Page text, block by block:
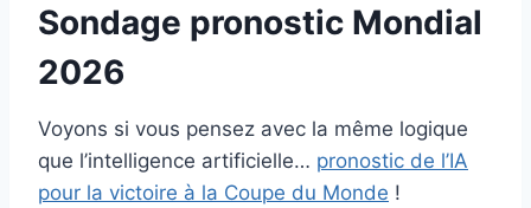
Sondage pronostic Mondial
2026
Voyons si vous pensez avec la même logique
que l’intelligence artificielle… pronostic de l’IA
pour la victoire à la Coupe du Monde !